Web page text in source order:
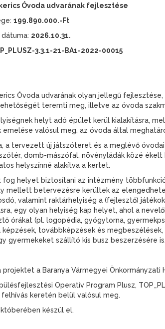
Óvoda udvarának fejlesztése
199.890.000.-Ft
2026.10.31.
3.3.1-21-BA1-2022-00015
Óvoda udvarának olyan jellegű
teremti meg, illetve az óvoda
helyt adó épület kerül kialakításra,
emelése valósul meg, az óvoda által
a tervezett új játszóteret és a meglévő
domb-mászófal, növényládák közé
helyszínné alakítva a kertet.
fog helyet biztosítani az intézmény
mellett betervezésre kerültek az
valamint raktárhelyiség a (fejlesztő)
egy olyan helyiség kap helyet, ahol a
órákat (pl. logopédia, gyógytorna,
továbbképzések és
gyermekeket szállító kis busz beszerzésére is.
projektet a Baranya Vármegyei
Operatív Program Plusz,
keretén belül valósul meg.
készül el.